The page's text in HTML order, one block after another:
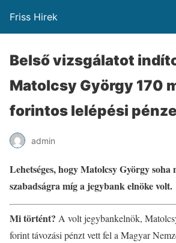
Friss Hirek
Belső vizsgálatot
Matolcsy György 170
forintos lelépési
admin
Lehetséges, hogy Matolcsy György soha
szabadságra míg a jegybank elnöke volt.
Mi történt? A volt jegybankelnök,
forint távozási pénzt vett fel a Magyar